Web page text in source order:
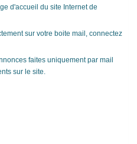
d'accueil du site Internet de
sur votre boite mail, connectez
faites uniquement par mail
sur le site.